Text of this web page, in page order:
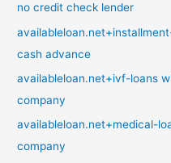
no credit check lender
cash advance
availableloan.net+ivf-loans
company
availableloan.net+medical-
company